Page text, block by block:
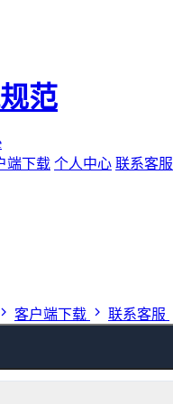
范
端下载 个人中心 联系客服
客户端下载 联系客服